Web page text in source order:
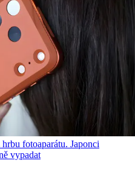
fotoaparátu. Japonci
vypadat